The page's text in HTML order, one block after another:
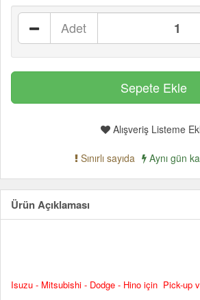
Adet
Alışveriş Listeme
Sınırlı sayıda Aynı gün
Ürün Açıklaması
Isuzu - Mitsubishi - Dodge - Hino için Pick-up